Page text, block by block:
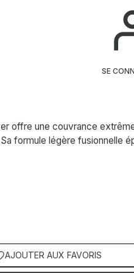
SE
offre une couvrance
formule légère fusionnelle
AJOUTER AUX FAVORIS